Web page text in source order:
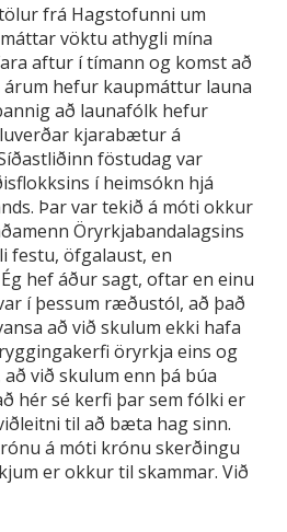
frá Hagstofunni um
vöktu athygli mína
aftur í tímann og komst að
árum hefur kaupmáttur launa
að launafólk hefur
kjarabætur á
föstudag var
í heimsókn hjá
Þar var tekið á móti okkur
Öryrkjabandalagsins
festu, öfgalaust, en
hef áður sagt, oftar en einu
í þessum ræðustól, að það
að við skulum ekki hafa
öryrkja eins og
við skulum enn þá búa
hér sé kerfi þar sem fólki er
til að bæta hag sinn.
á móti krónu skerðingu
er okkur til skammar. Við